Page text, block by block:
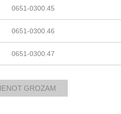
0651-0300.45
0651-0300.46
0651-0300.47